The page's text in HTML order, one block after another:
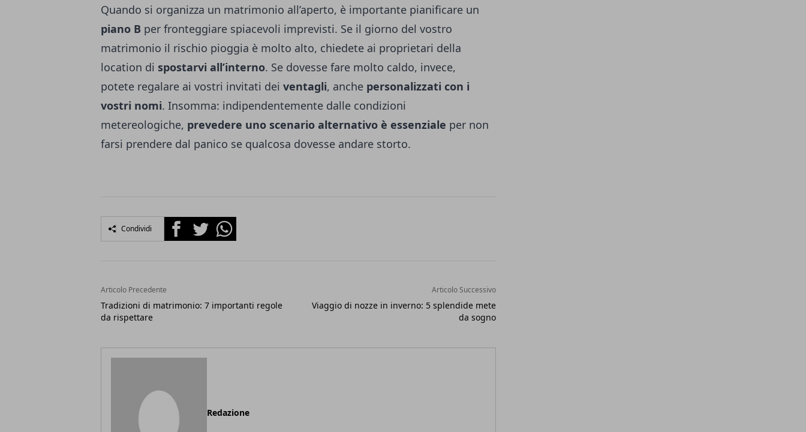
Quando si organizza un matrimonio all’aperto, è importante pianificare un
piano B per fronteggiare spiacevoli imprevisti. Se il giorno del vostro
matrimonio il rischio pioggia è molto alto, chiedete ai proprietari della
location di spostarvi all’interno. Se dovesse fare molto caldo, invece,
potete regalare ai vostri invitati dei ventagli, anche personalizzati con i
vostri nomi. Insomma: indipendentemente dalle condizioni
metereologiche, prevedere uno scenario alternativo è essenziale per non
farsi prendere dal panico se qualcosa dovesse andare storto.
Condividi FacebookTwitterWhatsapp
Articolo Precedente
Tradizioni di matrimonio: 7 importanti regole
da rispettare
Articolo Successivo
Viaggio di nozze in inverno: 5 splendide mete
da sogno
Redazione